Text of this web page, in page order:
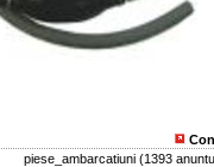
piese_ambarcatiuni (1393